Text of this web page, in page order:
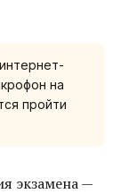
на
пройти
экзамена —